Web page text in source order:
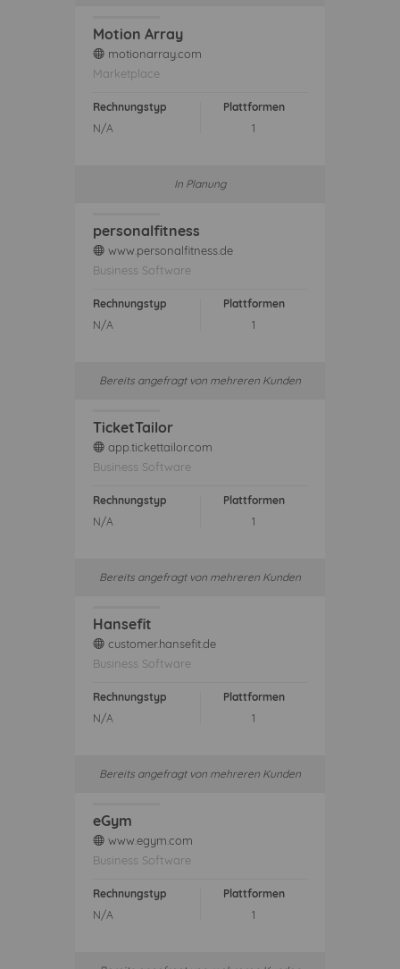
Motion Array
web motionarray.com
Marketplace
Rechnungstyp
N/A
Plattformen
1
In Planung
personalfitness
web www.personalfitness.de
Business Software
Rechnungstyp
N/A
Plattformen
1
Bereits angefragt von mehreren Kunden
TicketTailor
web app.tickettailor.com
Business Software
Rechnungstyp
N/A
Plattformen
1
Bereits angefragt von mehreren Kunden
Hansefit
web customer.hansefit.de
Business Software
Rechnungstyp
N/A
Plattformen
1
Bereits angefragt von mehreren Kunden
eGym
web www.egym.com
Business Software
Rechnungstyp
N/A
Plattformen
1